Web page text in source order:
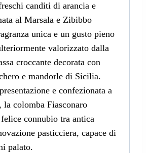
canditi di arancia e
al Marsala e Zibibbo
unica e un gusto pieno
valorizzato dalla
croccante decorata con
e mandorle di Sicilia.
e confezionata a
la colomba Fiasconaro
connubio tra antica
pasticciera, capace di
palato.